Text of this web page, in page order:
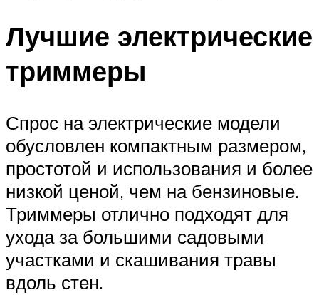
Лучшие электрические
триммеры
Спрос на электрические модели
обусловлен компактным размером,
простотой и использования и более
низкой ценой, чем на бензиновые.
Триммеры отлично подходят для
ухода за большими садовыми
участками и скашивания травы
вдоль стен.